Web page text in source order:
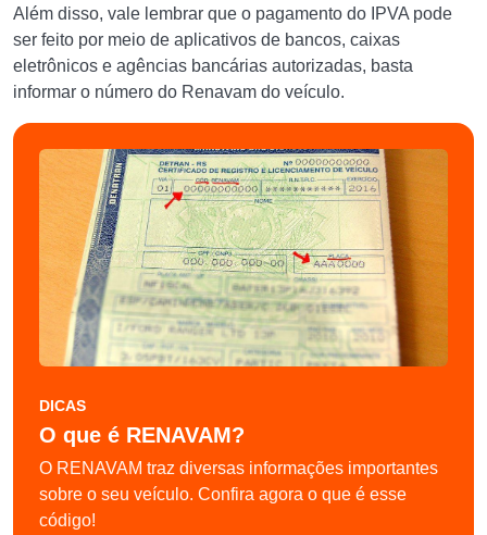
Além disso, vale lembrar que o pagamento do IPVA pode
ser feito por meio de aplicativos de bancos, caixas
eletrônicos e agências bancárias autorizadas, basta
informar o número do Renavam do veículo.
DICAS
O que é RENAVAM?
O RENAVAM traz diversas informações importantes
sobre o seu veículo. Confira agora o que é esse
código!